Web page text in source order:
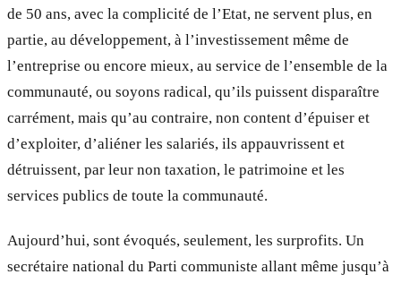
de 50 ans, avec la complicité de l’Etat, ne servent plus, en
partie, au développement, à l’investissement même de
l’entreprise ou encore mieux, au service de l’ensemble de la
communauté, ou soyons radical, qu’ils puissent disparaître
carrément, mais qu’au contraire, non content d’épuiser et
d’exploiter, d’aliéner les salariés, ils appauvrissent et
détruissent, par leur non taxation, le patrimoine et les
services publics de toute la communauté.
Aujourd’hui, sont évoqués, seulement, les surprofits. Un
secrétaire national du Parti communiste allant même jusqu’à